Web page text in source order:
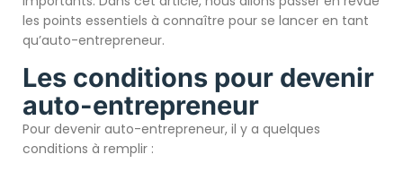
les points essentiels à connaître pour se lancer en tant
qu’auto-entrepreneur.
Les conditions pour devenir
auto-entrepreneur
Pour devenir auto-entrepreneur, il y a quelques
conditions à remplir :